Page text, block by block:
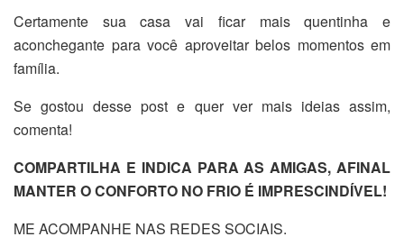
Certamente sua casa vai ficar mais quentinha e
aconchegante para você aproveitar belos momentos em
família.
Se gostou desse post e quer ver mais ideias assim,
comenta!
COMPARTILHA E INDICA PARA AS AMIGAS, AFINAL
MANTER O CONFORTO NO FRIO É IMPRESCINDÍVEL!
ME ACOMPANHE NAS REDES SOCIAIS.